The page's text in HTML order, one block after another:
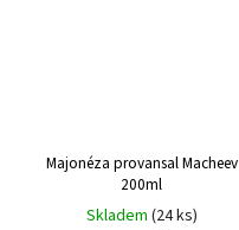
Majonéza provansal Macheev
200ml
Skladem (24 ks)